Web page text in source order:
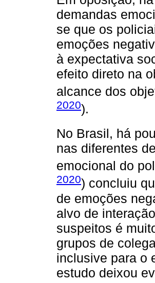
demandas
se que os
emoções
à expectativa
efeito direto na
alcance dos
2020).
No Brasil, há
nas diferentes
emocional do
2020) concluiu
de emoções
alvo de
suspeitos é
grupos de
inclusive para o
estudo deixou